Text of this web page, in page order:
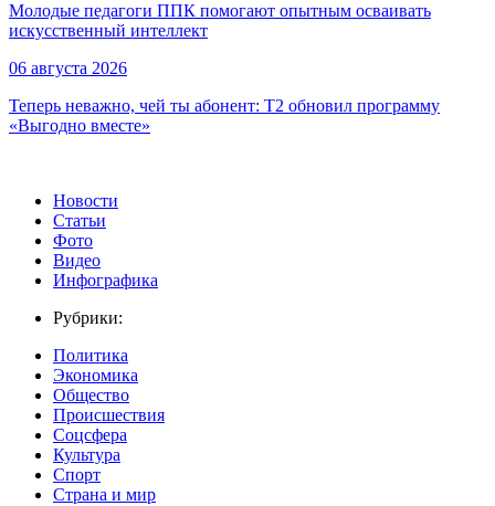
Молодые педагоги ППК помогают опытным осваивать
искусственный интеллект
06 августа 2026
Теперь неважно, чей ты абонент: T2 обновил программу
«Выгодно вместе»
Новости
Статьи
Фото
Видео
Инфографика
Рубрики:
Политика
Экономика
Общество
Происшествия
Соцсфера
Культура
Спорт
Страна и мир